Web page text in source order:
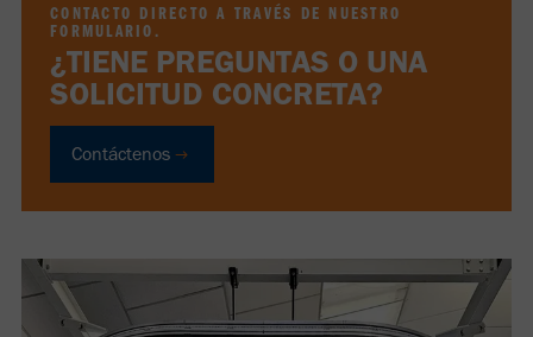
CONTACTO DIRECTO A TRAVÉS DE NUESTRO
FORMULARIO.
¿TIENE PREGUNTAS O UNA
SOLICITUD CONCRETA?
Contáctenos